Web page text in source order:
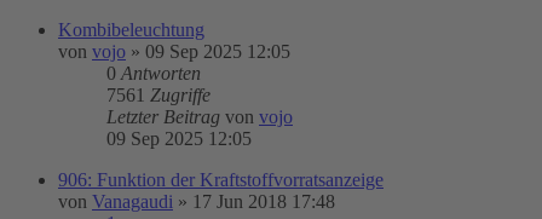
Kombibeleuchtung
von vojo » 09 Sep 2025 12:05
0 Antworten
7561 Zugriffe
Letzter Beitrag von vojo
09 Sep 2025 12:05
906: Funktion der Kraftstoffvorratsanzeige
von Vanagaudi » 17 Jun 2018 17:48